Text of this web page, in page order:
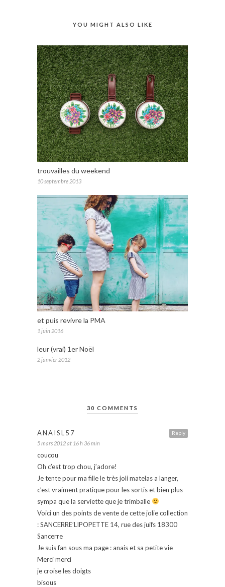
YOU MIGHT ALSO LIKE
trouvailles du weekend
10 septembre 2013
et puis revivre la PMA
1 juin 2016
leur (vrai) 1er Noël
2 janvier 2012
30 COMMENTS
Reply
ANAISL57
5 mars 2012 at 16 h 36 min
coucou
Oh c’est trop chou, j’adore!
Je tente pour ma fille le très joli matelas a langer,
c’est vraiment pratique pour les sortis et bien plus
sympa que la serviette que je trimballe
Voici un des points de vente de cette jolie collection
: SANCERRE’LIPOPETTE 14, rue des juifs 18300
Sancerre
Je suis fan sous ma page : anais et sa petite vie
Merci merci
je croise les doigts
bisous